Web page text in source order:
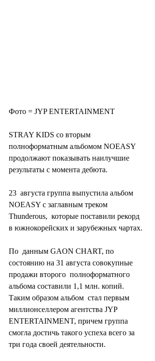
Фото = JYP ENTERTAINMENT
STRAY KIDS со вторым
полноформатным альбомом NOEASY
продолжают показывать наилучшие
результаты с момента дебюта.
23  августа группа выпустила альбом
NOEASY с заглавным треком
Thunderous,  которые поставили рекорд
в южнокорейских и зарубежных чартах.
По  данным GAON CHART, по
состоянию на 31 августа совокупные
продажи второго  полноформатного
альбома составили 1,1 млн. копий.
Таким образом альбом  стал первым
миллионселлером агентства JYP
ENTERTAINMENT, причем группа
смогла достичь такого успеха всего за
три года своей деятельности.